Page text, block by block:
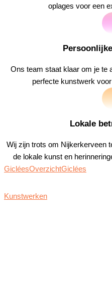
oplages voor een
Ons team staat klaar om je te
perfecte kunstwerk
Lokale
Wij zijn trots om Nijkerkerveen
de lokale kunst en
GicléesOverzichtGiclées
Kunstwerken